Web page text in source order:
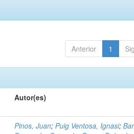
Anterior 1
Autor(es)
Pinos, Juan;Puig Ventosa, Ignasi;